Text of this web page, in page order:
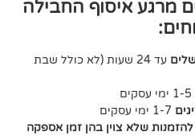
החבילה
(לא כולל שבת
בהן זמן אספקה